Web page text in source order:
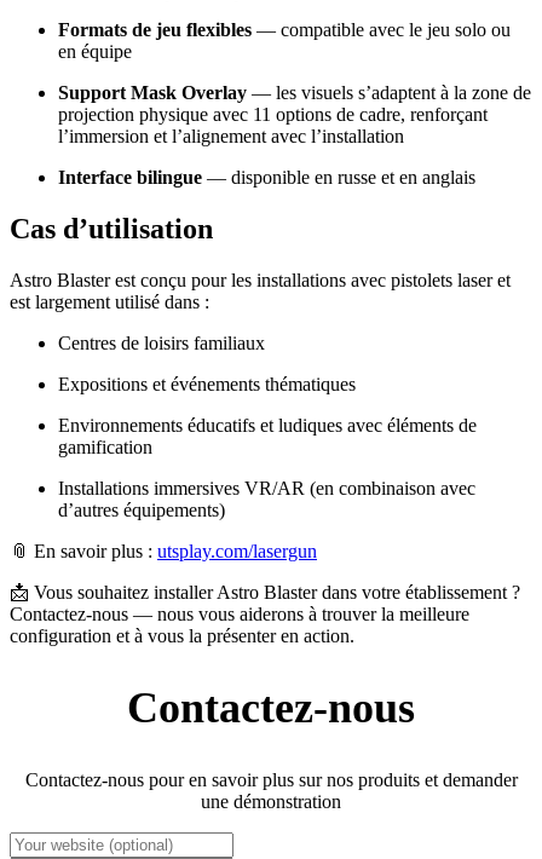
Formats de jeu flexibles — compatible avec le jeu solo ou
en équipe
Support Mask Overlay — les visuels s’adaptent à la zone de
projection physique avec 11 options de cadre, renforçant
l’immersion et l’alignement avec l’installation
Interface bilingue — disponible en russe et en anglais
Cas d’utilisation
Astro Blaster est conçu pour les installations avec pistolets laser et
est largement utilisé dans :
Centres de loisirs familiaux
Expositions et événements thématiques
Environnements éducatifs et ludiques avec éléments de
gamification
Installations immersives VR/AR (en combinaison avec
d’autres équipements)
📎 En savoir plus : utsplay.com/lasergun
📩 Vous souhaitez installer Astro Blaster dans votre établissement ?
Contactez-nous — nous vous aiderons à trouver la meilleure
configuration et à vous la présenter en action.
Contactez-nous
Contactez-nous pour en savoir plus sur nos produits et demander
une démonstration